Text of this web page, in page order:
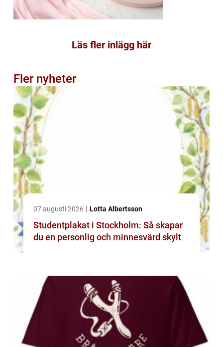
Läs fler inlägg här
Fler nyheter
07 augusti 2026 Lotta Albertsson
Studentplakat i Stockholm: Så skapar
du en personlig och minnesvärd skylt